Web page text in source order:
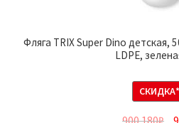
Фляга TRIX Super Dino детская,
LDPE,
СКИДКА*